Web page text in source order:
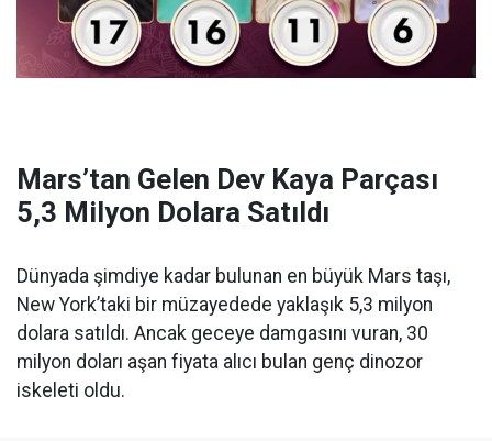
Mars’tan Gelen Dev Kaya Parçası
5,3 Milyon Dolara Satıldı
Dünyada şimdiye kadar bulunan en büyük Mars taşı,
New York’taki bir müzayedede yaklaşık 5,3 milyon
dolara satıldı. Ancak geceye damgasını vuran, 30
milyon doları aşan fiyata alıcı bulan genç dinozor
iskeleti oldu.